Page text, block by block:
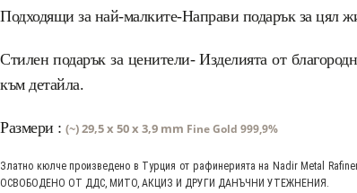
Подходящи за най-малките-Направи подарък за цял
Стилен подарък за ценители- Изделията от
към детайла.
Размери : (~) 29,5 x 50 x 3,9 mm Fine Gold 999,9%
Златно кюлче произведено в Турция от рафинерията на Nadir Metal
ОСВОБОДЕНО ОТ ДДС, МИТО, АКЦИЗ И ДРУГИ ДАНЪЧНИ УТЕЖНЕНИЯ.